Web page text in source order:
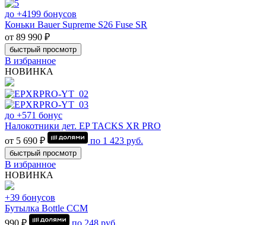
до +4199 бонусов
Коньки Bauer Supreme S26 Fuse SR
от 89 990 ₽
быстрый просмотр
В избранное
НОВИНКА
до +571 бонус
Налокотники дет. EP TACKS XR PRO
от 5 690 ₽
по 1 423 руб.
быстрый просмотр
В избранное
НОВИНКА
+39 бонусов
Бутылка Bottle CCM